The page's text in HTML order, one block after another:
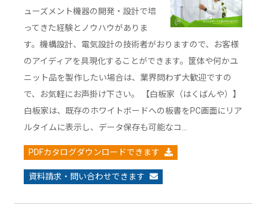
ューズメント機器の開発・設計で培
ってきた経験とノウハウがありま
す。機構設計、電気設計の技術者がおりますので、お客様
のアイディアを具現化することができます。筐体や何かユ
ニット品を製作したい場合は、業界問わず大歓迎ですの
で、お気軽にお声掛け下さい。 【白板家（はくばんや）】
白板家は、既存のホワイトボードへの板書をPC画面にリア
ルタイムに表示し、データ保存も可能なコ…
PDFカタログダウンロードできます
資料請求・問い合わせできます